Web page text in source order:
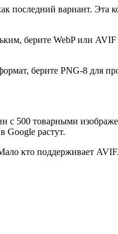
последний вариант. Эта
берите WebP или
берите PNG-8 для
с 500 товарными
Google растут.
кто поддерживает